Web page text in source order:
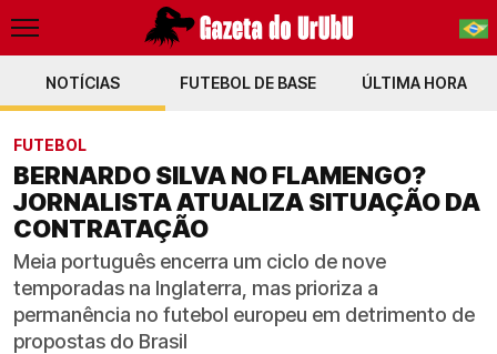
PT-BR
NOTÍCIAS FUTEBOL DE BASE ÚLTIMA HORA
FUTEBOL
BERNARDO SILVA NO FLAMENGO?
JORNALISTA ATUALIZA SITUAÇÃO DA
CONTRATAÇÃO
Meia português encerra um ciclo de nove
temporadas na Inglaterra, mas prioriza a
permanência no futebol europeu em detrimento de
propostas do Brasil